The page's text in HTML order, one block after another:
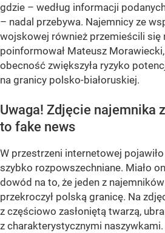
gdzie – według informacji
– nadal przebywa. Najemnicy ze
wojskowej również przemieścili się
poinformował Mateusz
obecność zwiększyła ryzyko
na granicy polsko-białoruskiej.
Uwaga! Zdjęcie najemnika
to fake news
W przestrzeni internetowej
szybko rozpowszechniane. Miało
dowód na to, że jeden z
przekroczył polską granicę. Na
z częściowo zasłoniętą twarzą,
z charakterystycznymi